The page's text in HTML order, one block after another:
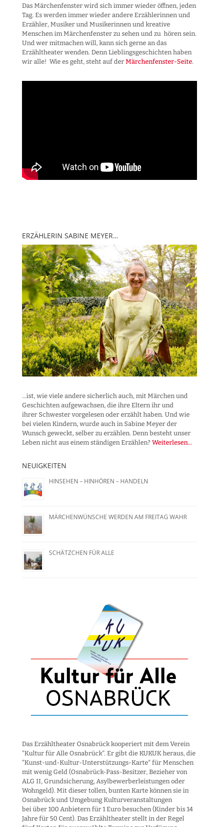
Das Märchenfenster wird sich immer wieder öffnen, jeden
Tag. Es werden immer wieder andere Erzählerinnen und
Erzähler, Musiker und Musikerinnen und kreative
Menschen im Märchenfenster zu sehen und zu hören sein.
Und wer mitmachen will, kann sich gerne an das
Erzähltheater wenden. Denn Lieblingsgeschichten haben
wir alle! Wie es geht, steht auf der Märchenfenster-Seite.
ERZÄHLERIN SABINE MEYER…
...ist, wie viele andere sicherlich auch, mit Märchen und
Geschichten aufgewachsen, die ihre Eltern ihr und
ihrer Schwester vorgelesen oder erzählt haben. Und wie
bei vielen Kindern, wurde auch in Sabine Meyer der
Wunsch geweckt, selber zu erzählen. Denn besteht unser
Leben nicht aus einem ständigen Erzählen? Weiterlesen...
NEUIGKEITEN
HINSEHEN – HINHÖREN – HANDELN
MÄRCHENWÜNSCHE WERDEN AM FREITAG WAHR
SCHÄTZCHEN FÜR ALLE
Das Erzähltheater Osnabrück kooperiert mit dem Verein
"Kultur für Alle Osnabrück". Er gibt die KUKUK heraus, die
"Kunst-und-Kultur-Unter­stützungs-Karte" für Menschen
mit wenig Geld (Osnabrück-Pass-Besitzer, Bezieher von
ALG II, Grund­sicherung, Asyl­bewerber­leistungen oder
Wohngeld). Mit dieser tollen, bunten Karte können sie in
Osnabrück und Umgebung Kultur­veranstaltungen
bei über 100 Anbietern für 1 Euro besuchen (Kinder bis 14
Jahre für 50 Cent). Das Erzähltheater stellt in der Regel